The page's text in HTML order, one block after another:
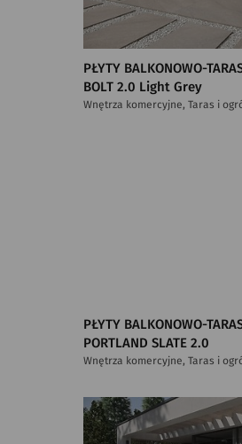
PŁYTY BALKONOWO-
BOLT 2.0 Light Grey
Wnętrza komercyjne, Taras i
PŁYTY BALKONOWO-
PORTLAND SLATE 2.0
Wnętrza komercyjne, Taras i